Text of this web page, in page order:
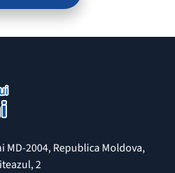
2004, Republica Moldova,
2